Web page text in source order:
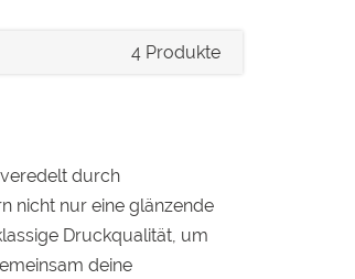
4 Produkte
durch
nicht nur eine glänzende
Druckqualität, um
deine